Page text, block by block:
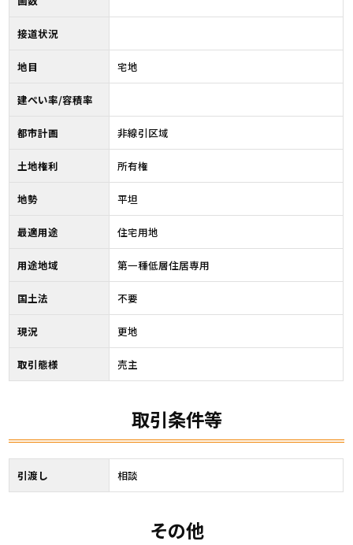
接道状況
地目 宅地
建ぺい率/容積率
都市計画 非線引区域
土地権利 所有権
地勢 平坦
最適用途 住宅用地
用途地域 第一種低層住居専用
国土法 不要
現況 更地
取引態様 売主
取引条件等
引渡し 相談
その他